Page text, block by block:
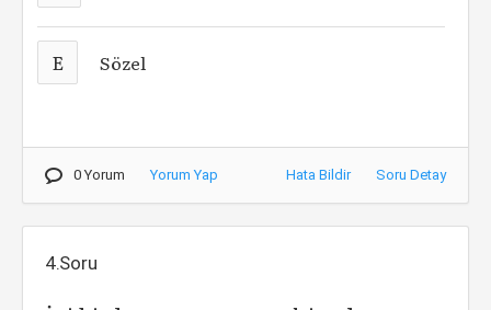
E Sözel
0 Yorum Yorum Yap Hata Bildir Soru Detay
4.Soru